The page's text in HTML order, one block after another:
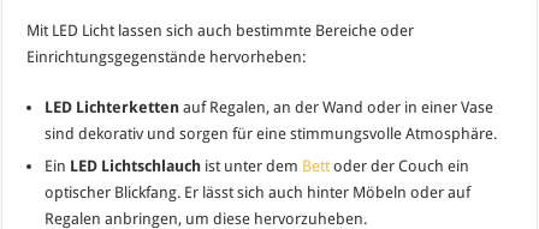
Mit LED Licht lassen sich auch bestimmte Bereiche oder
Einrichtungsgegenstände hervorheben:
LED Lichterkettenauf Regalen, an der Wand oder in einer Vase
sind dekorativ und sorgen für eine stimmungsvolle Atmosphäre.
Ein LED Lichtschlauch ist unter dem Bett oder der Couch ein
optischer Blickfang. Er lässt sich auch hinter Möbeln oder auf
Regalen anbringen, um diese hervorzuheben.